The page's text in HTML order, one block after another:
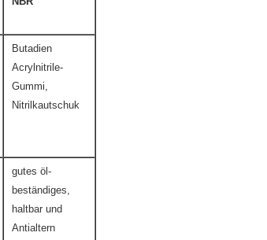
Butadien
Acrylnitrile-
Gummi,
Nitrilkautschuk
gutes öl-
beständiges,
haltbar und
Antialtern